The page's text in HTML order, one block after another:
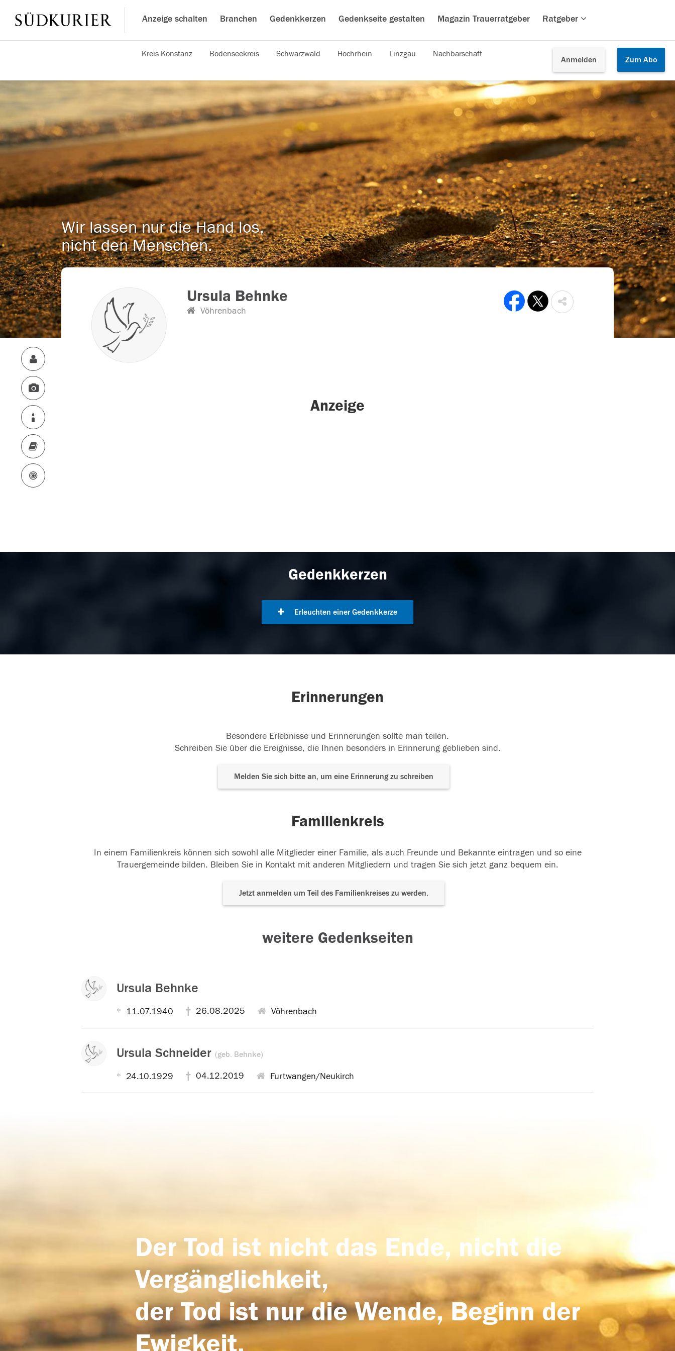
Anzeige schalten Branchen Gedenkkerzen Gedenkseite gestalten Magazin Trauerratgeber Ratgeber
Anmelden Zum Abo
Kreis Konstanz Bodenseekreis Schwarzwald Hochrhein Linzgau Nachbarschaft
Wir lassen nur die Hand los,
nicht den Menschen.
Ursula Behnke
Vöhrenbach
Anzeige
Gedenkkerzen
Erleuchten einer Gedenkkerze
Erinnerungen
Besondere Erlebnisse und Erinnerungen sollte man teilen.
Schreiben Sie über die Ereignisse, die Ihnen besonders in Erinnerung geblieben sind.
Melden Sie sich bitte an, um eine Erinnerung zu schreiben
Familienkreis
In einem Familienkreis können sich sowohl alle Mitglieder einer Familie, als auch Freunde und Bekannte eintragen und so eine
Trauergemeinde bilden. Bleiben Sie in Kontakt mit anderen Mitgliedern und tragen Sie sich jetzt ganz bequem ein.
Jetzt anmelden um Teil des Familienkreises zu werden.
weitere Gedenkseiten
Ursula Behnke
11.07.1940 26.08.2025 Vöhrenbach
Ursula Schneider (geb. Behnke)
24.10.1929 04.12.2019 Furtwangen/Neukirch
Der Tod ist nicht das Ende, nicht die
Vergänglichkeit,
der Tod ist nur die Wende, Beginn der
Ewigkeit.